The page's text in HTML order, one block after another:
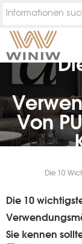
Von
Die 10
Sie kennen